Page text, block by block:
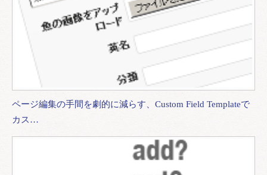
ページ編集の手間を劇的に減らす、Custom Field Templateで
カス…